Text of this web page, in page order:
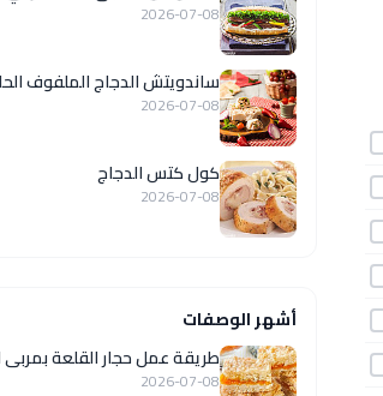
2026-07-08
ساندويتش الدجاج الملفوف
2026-07-08
كول كتس الدجاج
2026-07-08
أشهر الوصفات
طريقة عمل حجار القلعة
2026-07-08